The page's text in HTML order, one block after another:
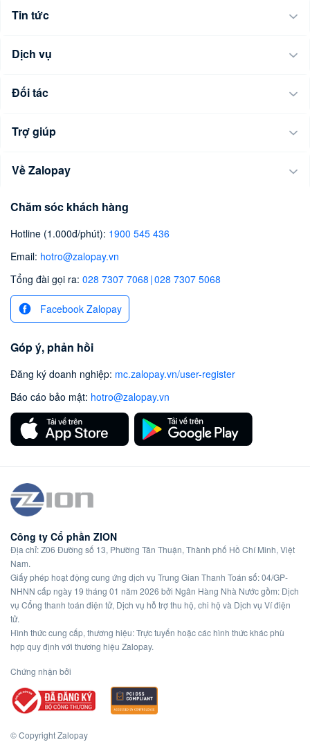
Tin tức
Dịch vụ
Đối tác
Trợ giúp
Về Zalopay
Chăm sóc khách hàng
Hotline (1.000đ/phút): 1900 545 436
Email: hotro@zalopay.vn
Tổng đài gọi ra: 028 7307 7068 |028 7307 5068
Facebook Zalopay
Góp ý, phản hồi
Đăng ký doanh nghiệp: mc.zalopay.vn/user-register
Báo cáo bảo mật: hotro@zalopay.vn
Công ty Cổ phần ZION
Địa chỉ: Z06 Đường số 13, Phường Tân Thuận, Thành phố Hồ Chí Minh, Việt
Nam.
Giấy phép hoạt động cung ứng dịch vụ Trung Gian Thanh Toán số: 04/GP-
NHNN cấp ngày 19 tháng 01 năm 2026 bởi Ngân Hàng Nhà Nước gồm: Dịch
vụ Cổng thanh toán điện tử, Dịch vụ hỗ trợ thu hộ, chi hộ và Dịch vụ Ví điện
tử.
Hình thức cung cấp, thương hiệu: Trực tuyến hoặc các hình thức khác phù
hợp quy định với thương hiệu Zalopay.
Chứng nhận bởi
© Copyright Zalopay